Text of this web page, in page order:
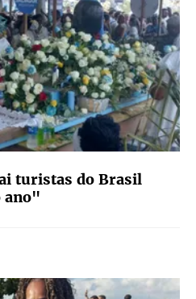
turistas do Brasil
ano"